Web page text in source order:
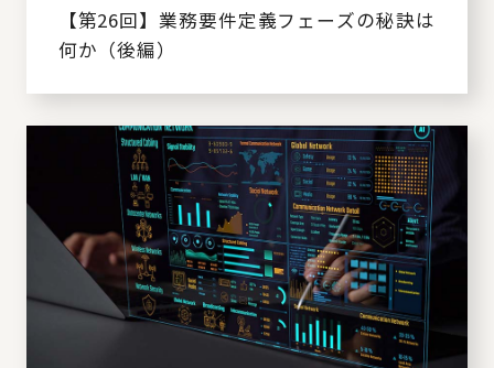
【第26回】業務要件定義フェーズの秘訣は
何か（後編）